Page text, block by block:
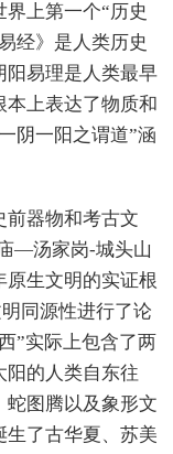
上第一个“历史
经》 是人类历史
阳易理是人类最早
上表达了物质和
阴一阳之谓道”涵
前器物和考古文
—汤家岗-城头山
原生文明的实证根
同源性进行了论
”实际上包含了两
阳的人类自东往
蛇图腾以及象形文
了古华夏、 苏美